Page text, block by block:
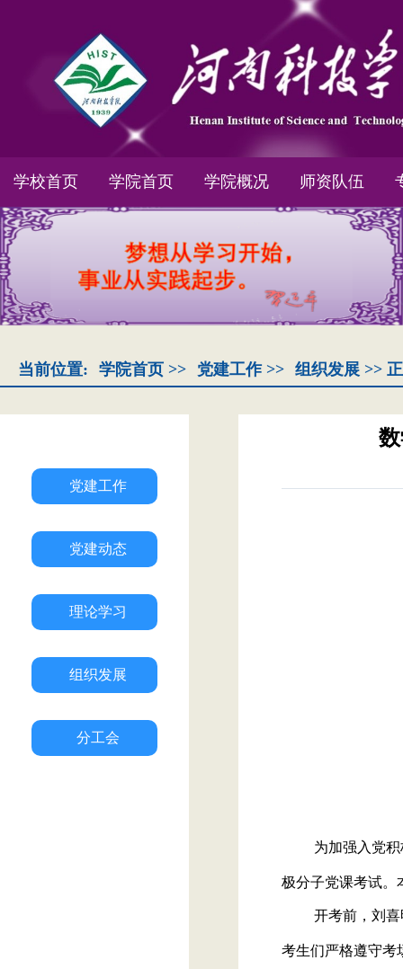
学校首页 学院首页 学院概况 师资队伍
当前位置: 学院首页 >> 党建工作>> 组织发展 >>
党建工作
党建动态
理论学习
组织发展
分工会
为加强入党
极分子党课考试。
开考前，刘
考生们严格遵守考